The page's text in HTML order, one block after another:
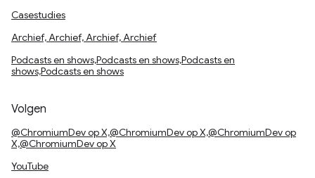
Casestudies
Archief, Archief, Archief, Archief
Podcasts en shows,Podcasts en shows,Podcasts en
shows,Podcasts en shows
Volgen
@ChromiumDev op X,@ChromiumDev op X,@ChromiumDev op
X,@ChromiumDev op X
YouTube